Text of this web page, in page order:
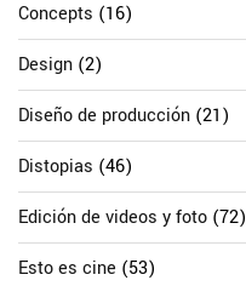
Concepts (16)
Design (2)
Diseño de producción (21)
Distopias (46)
Edición de videos y foto (72)
Esto es cine (53)